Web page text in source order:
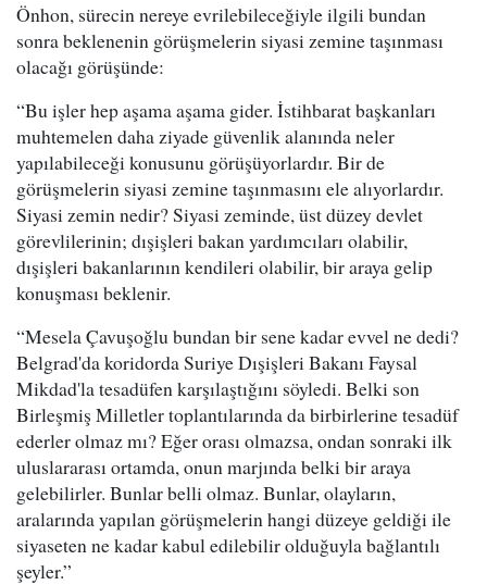
Önhon, sürecin nereye evrilebileceğiyle ilgili bundan
sonra beklenenin görüşmelerin siyasi zemine taşınması
olacağı görüşünde:
“Bu işler hep aşama aşama gider. İstihbarat başkanları
muhtemelen daha ziyade güvenlik alanında neler
yapılabileceği konusunu görüşüyorlardır. Bir de
görüşmelerin siyasi zemine taşınmasını ele alıyorlardır.
Siyasi zemin nedir? Siyasi zeminde, üst düzey devlet
görevlilerinin; dışişleri bakan yardımcıları olabilir,
dışişleri bakanlarının kendileri olabilir, bir araya gelip
konuşması beklenir.
“Mesela Çavuşoğlu bundan bir sene kadar evvel ne dedi?
Belgrad'da koridorda Suriye Dışişleri Bakanı Faysal
Mikdad'la tesadüfen karşılaştığını söyledi. Belki son
Birleşmiş Milletler toplantılarında da birbirlerine tesadüf
ederler olmaz mı? Eğer orası olmazsa, ondan sonraki ilk
uluslararası ortamda, onun marjında belki bir araya
gelebilirler. Bunlar belli olmaz. Bunlar, olayların,
aralarında yapılan görüşmelerin hangi düzeye geldiği ile
siyaseten ne kadar kabul edilebilir olduğuyla bağlantılı
şeyler.”